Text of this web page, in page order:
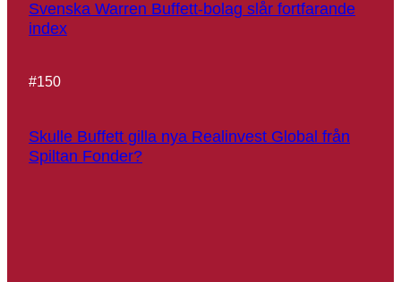
Svenska Warren Buffett-bolag slår fortfarande
index
#150
Skulle Buffett gilla nya Realinvest Global från
Spiltan Fonder?